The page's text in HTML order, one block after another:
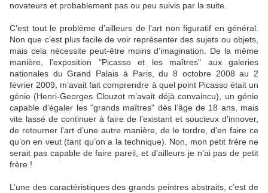
novateurs et probablement pas ou peu suivis par la suite.
C’est tout le problème d’ailleurs de l’art non figuratif en général.
Non que c’est plus facile de voir représenter des sujets ou objets,
mais cela nécessite peut-être moins d’imagination. De la même
manière, l’exposition "Picasso et les maîtres" aux galeries
nationales du Grand Palais à Paris, du 8 octobre 2008 au 2
février 2009, m’avait fait comprendre à quel point Picasso était un
génie (Henri-Georges Clouzot m’avait déjà convaincu), un génie
capable d’égaler les "grands maîtres" dès l’âge de 18 ans, mais
vite lassé de continuer à faire de l’existant et soucieux d’innover,
de retourner l’art d’une autre manière, de le tordre, d’en faire ce
qu’on en veut (tant qu’on a la technique). Non, mon petit frère ne
serait pas capable de faire pareil, et d’ailleurs je n’ai pas de petit
frère !
L’une des caractéristiques des grands peintres abstraits, c’est de